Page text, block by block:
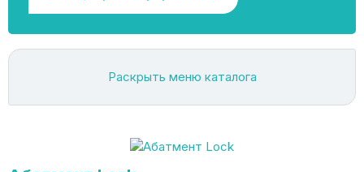
Раскрыть меню каталога